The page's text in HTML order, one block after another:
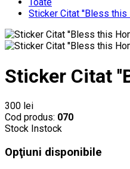
Sticker Citat ''Bless this
Sticker Citat
300 lei
Cod produs: 070
Stock Instock
Opţiuni disponibile